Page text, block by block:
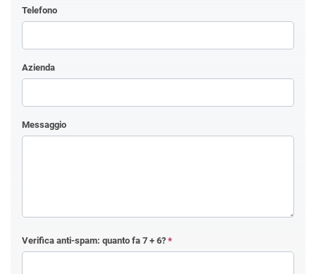
Telefono
Azienda
Messaggio
Verifica anti-spam: quanto fa 7 + 6? *